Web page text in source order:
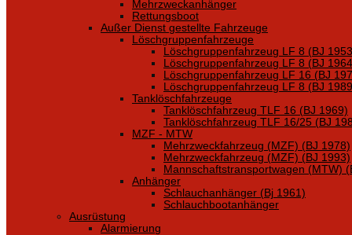
Mehrzweckanhänger
Rettungsboot
Außer Dienst gestellte Fahrzeuge
Löschgruppenfahrzeuge
Löschgruppenfahrzeug LF 8 (BJ
Löschgruppenfahrzeug LF 8 (BJ
Löschgruppenfahrzeug LF 16 (BJ
Löschgruppenfahrzeug LF 8 (BJ
Tanklöschfahrzeuge
Tanklöschfahrzeug TLF 16 (BJ 1969)
Tanklöschfahrzeug TLF 16/25 (BJ
MZF - MTW
Mehrzweckfahrzeug (MZF) (BJ 1978)
Mehrzweckfahrzeug (MZF) (BJ 1993)
Mannschaftstransportwagen (MTW)
Anhänger
Schlauchanhänger (Bj 1961)
Schlauchbootanhänger
Ausrüstung
Alarmierung